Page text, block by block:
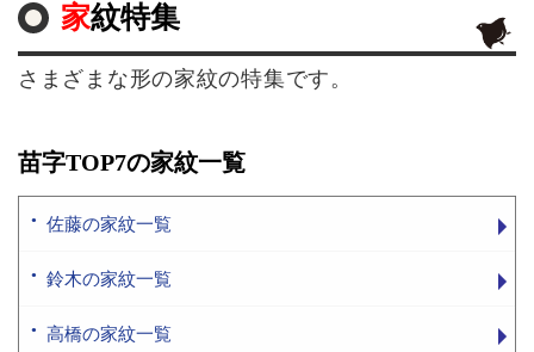
家紋特集
さまざまな形の家紋の特集です。
苗字TOP7の家紋一覧
佐藤の家紋一覧
鈴木の家紋一覧
高橋の家紋一覧